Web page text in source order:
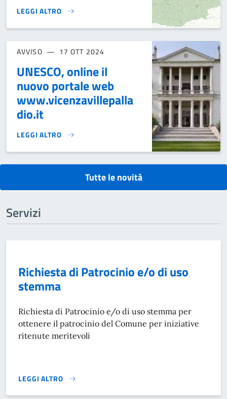
LEGGI ALTRO
OSSERVATORIO LOCALE DEL PAESAGGIO DEL
AVVISO 17 OTT 2024
UNESCO, online il
nuovo portale web
www.vicenzavillepalla
dio.it
LEGGI ALTRO
UNESCO, ONLINE IL NUOVO PORTALE WEB
Tutte le novità
Servizi
Richiesta di Patrocinio e/o di uso
stemma
Richiesta di Patrocinio e/o di uso stemma per
ottenere il patrocinio del Comune per iniziative
ritenute meritevoli
LEGGI ALTRO
RICHIESTA DI PATROCINIO E/O DI USO STEMMA}